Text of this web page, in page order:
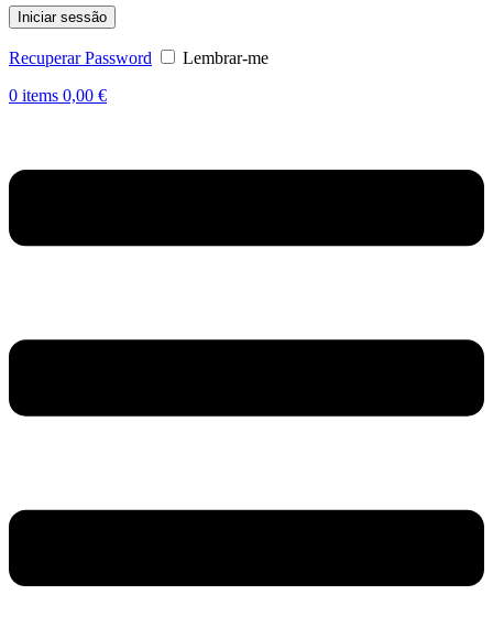
Iniciar sessão
Recuperar Password
Lembrar-me
0 items 0,00 €